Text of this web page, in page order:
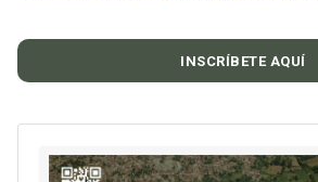
INSCRÍBETE AQUÍ